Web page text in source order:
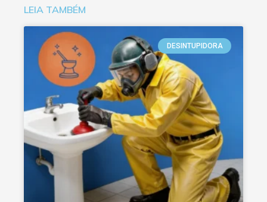
LEIA TAMBÉM
DESINTUPIDORA